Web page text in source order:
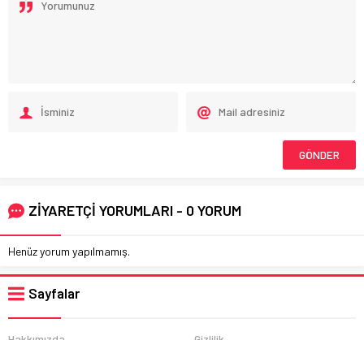
ZİYARETÇİ YORUMLARI - 0 YORUM
Henüz yorum yapılmamış.
Sayfalar